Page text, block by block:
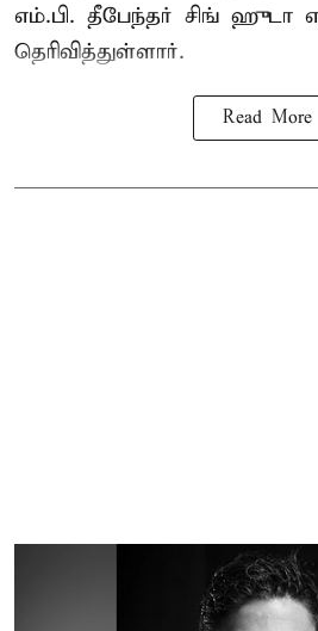
எம்.பி. தீபேந்தர் சிங் ஹுடா
தெரிவித்துள்ளார்.
Read More